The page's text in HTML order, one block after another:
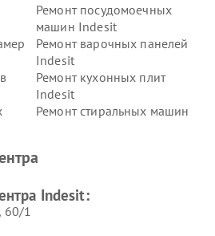
Ремонт посудомоечных
машин Indesit
Ремонт варочных панелей
Indesit
Ремонт кухонных плит
Indesit
Ремонт стиральных машин
Indesit
Indesit:
60/1